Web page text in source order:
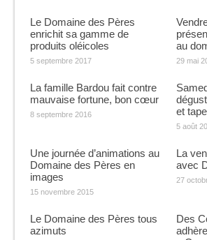
Le Domaine des Pères
enrichit sa gamme de
produits oléicoles
5 septembre 2017
au
29 mai
La famille Bardou fait contre
mauvaise fortune, bon cœur
8 septembre 2016
et
5 août
Une journée d’animations au
Domaine des Pères en
images
15 novembre 2015
La
avec
27
Le Domaine des Pères tous
azimuts
Des